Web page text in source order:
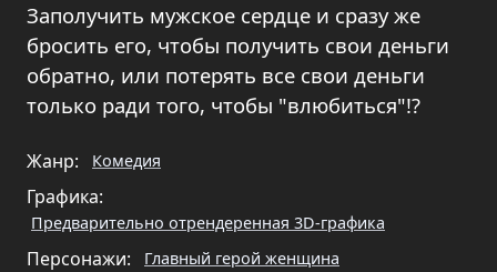
Заполучить мужское сердце и сразу же
бросить его, чтобы получить свои деньги
обратно, или потерять все свои деньги
только ради того, чтобы "влюбиться"!?
Жанр: Комедия
Графика:
Предварительно отрендеренная 3D-графика
Персонажи: Главный герой женщина